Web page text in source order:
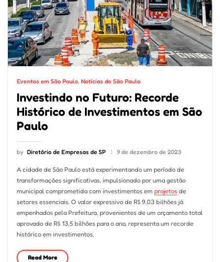
Eventos em São Paulo, Notícias de São Paulo
Investindo no Futuro: Recorde
Histórico de Investimentos em São
Paulo
by Diretório de Empresas de SP 9 de dezembro de 2023
A cidade de São Paulo está experimentando um período de
transformações significativas, impulsionado por uma gestão
municipal comprometida com investimentos em projetosde
setores essenciais. O valor expressivo de R$ 9,03 bilhões já
empenhados pela Prefeitura, provenientes de um orçamento total
aprovado de R$ 13,5 bilhões para o ano, representa um recorde
histórico em investimentos.
Read More